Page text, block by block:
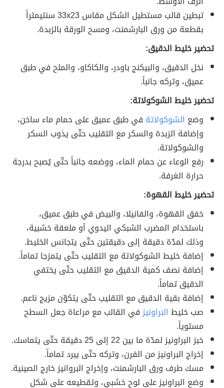
تبطين قالب مستطيل الشكل مقاس 33x23 سنتيمتراً
بقطعة من ورق البارشمنت، ومسح الورقة بالزبدة.
تحضير خليط الدقيق:
نخل الدقيق، والبيكنج باودر، والكاكاو، والملح في طبق
عميق، وتركه جانباً.
تحضير خليط الشوكولاتة:
وضع الشوكولاتة في طبق عميق على حمام ماء ساخن،
وإضافة الزبدة والسكر مع التقليب حتّى يذوب السكر
والشوكولاتة.
رفع الوعاء عن حمام الماء، ووضعه جانباً حتّى يُصبح بدرجة
حرارة الغرفة.
تحضير خليط القهوة:
خفق القهوة، والفانيلا، والبيض في طبق عميق،
باستخدام المضرب الشبكي اليدوي أو ملعقة خشبية،
وذلك لمدّة دقيقة إلى دقيقتين حتّى يتجانس الخليط.
إضافة خليط الشوكولاتة مع التقليب حتّى يتمزجا تماماً.
إضافة نصف كمية الدقيق مع التقليب حتّى يختفي
الدقيق تماماً.
إضافة بقية الدقيق مع التقليب حتّى يتكوّن مزيج ناعم.
صب خليط البراونيزفي القالب مع مراعاة جعل السطح
مستوياً.
خبز البراونيز لمدّة ما بين 22 إلى 25 دقيقة حتّى يتماسك.
إخراج البراونيز من الفرن، وتركه حتّى يبرد تماماً.
مسك طرف ورق البارشمنت، وإخراج البروانيز خارج الصينية.
وضع البراونيز على لوح خشبي، وتقطيعه على شكل